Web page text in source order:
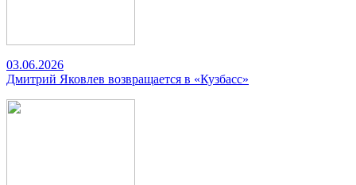
03.06.2026
Дмитрий Яковлев возвращается в «Кузбасс»